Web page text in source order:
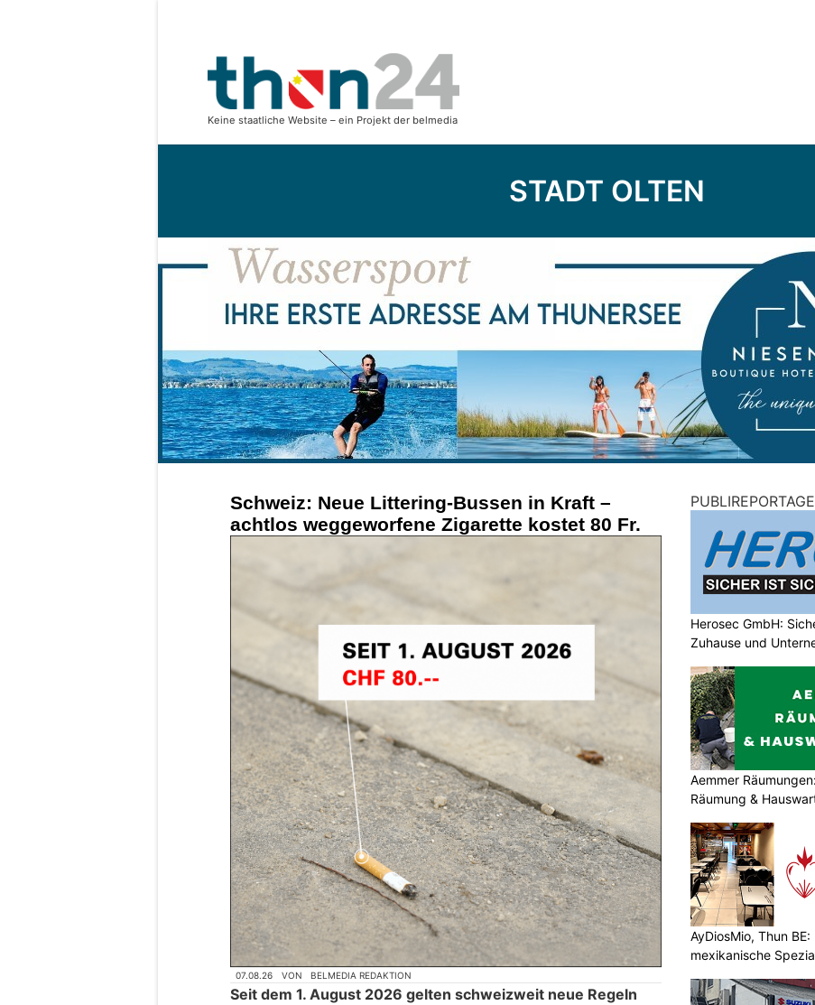
STADT OLTEN
Schweiz: Neue Littering-Bussen in Kraft –
achtlos weggeworfene Zigarette kostet 80 Fr.
07.08.26 VON BELMEDIA REDAKTION
Seit dem 1. August 2026 gelten schweizweit neue Regeln
Herosec GmbH:
Zuhause und
Aemmer
Räumung &
AyDiosMio, Thun
mexikanische